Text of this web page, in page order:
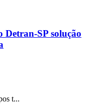
SP solução
t...